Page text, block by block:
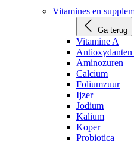
Vitamines en
Ga terug
Vitamine A
Antioxydanten
Aminozuren
Calcium
Foliumzuur
Ijzer
Jodium
Kalium
Koper
Probiotica